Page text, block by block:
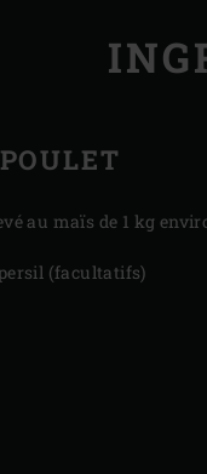
POULET
au maïs de 1 kg
(facultatifs)